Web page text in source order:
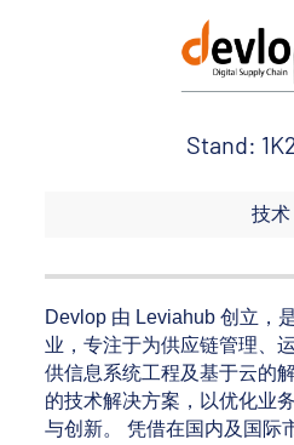
Stand:
技术
Devlop 由 Leviahub 创立，
业，专注于为供应链管理、
供信息系统工程及基于云的
的技术解决方案，以优化业
与创新。 凭借在国内及国际